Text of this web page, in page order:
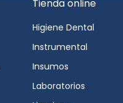
Tienda online
Higiene Dental
Instrumental
Insumos
Laboratorios